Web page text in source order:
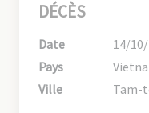
DÉCÈS
Date
14/
Pays
Ville
Tam-